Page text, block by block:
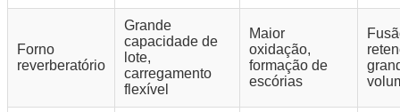
Forno
reverberatório
Grande
capacidade de
lote,
carregamento
flexível
Maior
oxidação,
formação de
escórias